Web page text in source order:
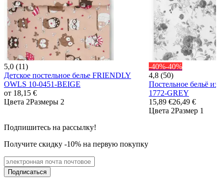
5,0 (11)
Детское постельное белье FRIENDLY
OWLS 10-0451-BEIGE
от 18,15 €
Цвета 2Размеры 2
-40%-40%
4,8 (50)
Постельное бельё
1772-GREY
15,89 €26,49 €
Цвета 2Размер 1
Подпишитесь на рассылку!
Получите скидку -10% на первую покупку
Подписаться